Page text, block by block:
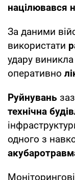
націлювався
За даними
використати
удару виникла
оперативно
Руйнувань
технічна
одного з